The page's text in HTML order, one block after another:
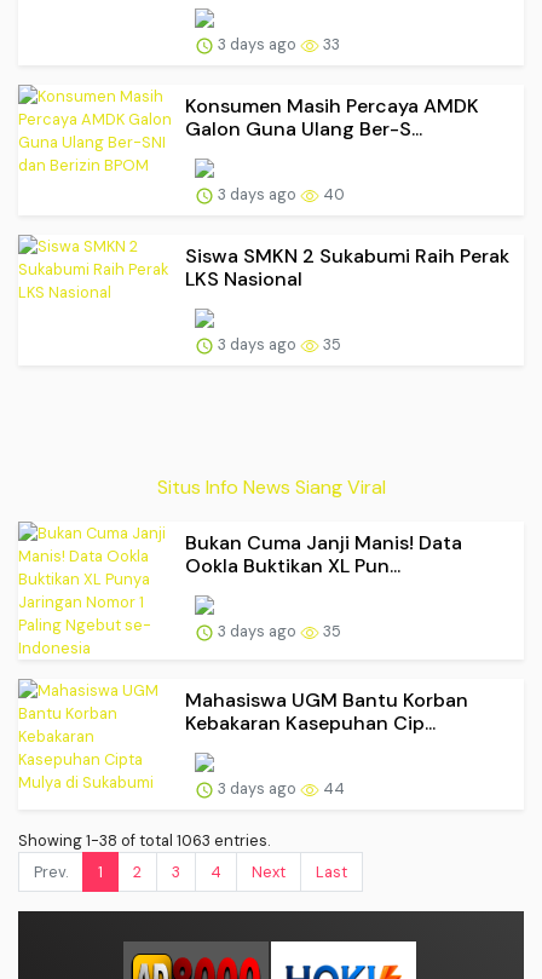
3 days ago 33
Konsumen Masih Percaya AMDK
Galon Guna Ulang Ber-S...
3 days ago 40
Siswa SMKN 2 Sukabumi Raih Perak
LKS Nasional
3 days ago 35
Situs Info News Siang Viral
Bukan Cuma Janji Manis! Data
Ookla Buktikan XL Pun...
3 days ago 35
Mahasiswa UGM Bantu Korban
Kebakaran Kasepuhan Cip...
3 days ago 44
Showing 1-38 of total 1063 entries.
Prev.
1 2 3 4 Next Last